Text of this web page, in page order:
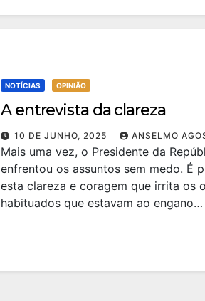
NOTÍCIAS OPINIÃO
A entrevista da clareza
10 DE JUNHO, 2025 ANSELMO
Mais uma vez, o Presidente da
enfrentou os assuntos sem medo. É
esta clareza e coragem que irrita os
habituados que estavam ao engano…